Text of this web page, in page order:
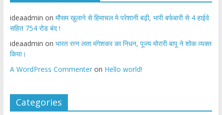
ideaadmin on मौसम खुलाने से हिमाचल मे परेशानी बढ़ी, भारी बर्फबारी से 4 हाईवे
सहित 754 रोड बंद !
ideaadmin on भारत रत्न लता मंगेशकर का निधन, पूज्य मोरारी बापू ने शोक व्यक्त
किया।
A WordPress Commenteron Hello world!
Categories